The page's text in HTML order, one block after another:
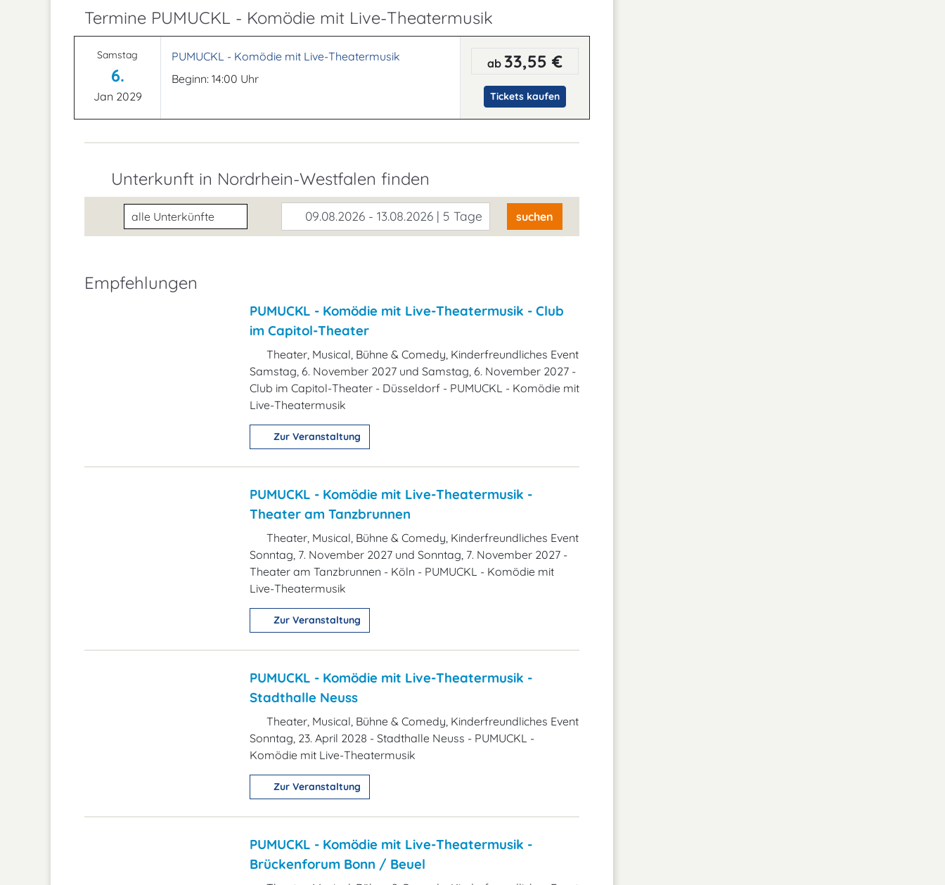
Termine PUMUCKL - Komödie mit Live-Theatermusik
Samstag
6.
Jan 2029
PUMUCKL - Komödie mit Live-Theatermusik
Beginn: 14:00 Uhr
ab 33,55 €
Tickets kaufen
Unterkunft in Nordrhein-Westfalen finden
Unterkunftsart 09.08.2026 - 13.08.2026 | 5 Tage suchen
Empfehlungen
PUMUCKL - Komödie mit Live-Theatermusik - Club
im Capitol-Theater
Theater, Musical, Bühne & Comedy, Kinderfreundliches Event
Samstag, 6. November 2027 und Samstag, 6. November 2027 -
Club im Capitol-Theater - Düsseldorf - PUMUCKL - Komödie mit
Live-Theatermusik
Zur Veranstaltung
PUMUCKL - Komödie mit Live-Theatermusik -
Theater am Tanzbrunnen
Theater, Musical, Bühne & Comedy, Kinderfreundliches Event
Sonntag, 7. November 2027 und Sonntag, 7. November 2027 -
Theater am Tanzbrunnen - Köln - PUMUCKL - Komödie mit
Live-Theatermusik
Zur Veranstaltung
PUMUCKL - Komödie mit Live-Theatermusik -
Stadthalle Neuss
Theater, Musical, Bühne & Comedy, Kinderfreundliches Event
Sonntag, 23. April 2028 - Stadthalle Neuss - PUMUCKL -
Komödie mit Live-Theatermusik
Zur Veranstaltung
PUMUCKL - Komödie mit Live-Theatermusik -
Brückenforum Bonn / Beuel